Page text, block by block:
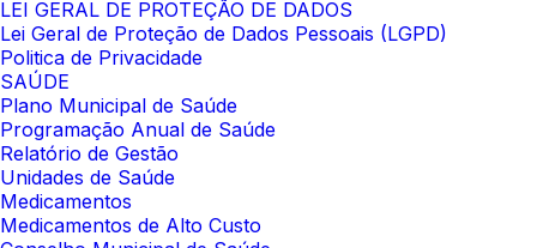
LEI GERAL DE PROTEÇÃO DE DADOS
Lei Geral de Proteção de Dados Pessoais (LGPD)
Politica de Privacidade
SAÚDE
Plano Municipal de Saúde
Programação Anual de Saúde
Relatório de Gestão
Unidades de Saúde
Medicamentos
Medicamentos de Alto Custo